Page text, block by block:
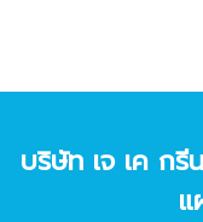
บริษัท เจ เค ก
แ